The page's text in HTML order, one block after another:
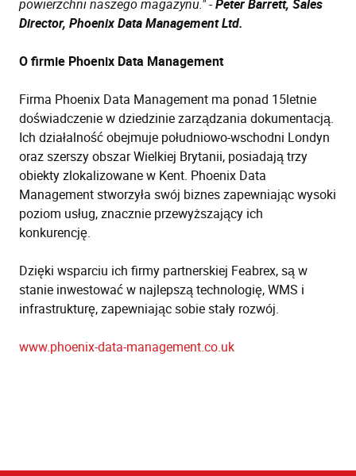
powierzchni naszego magazynu." -Peter Barrett, Sales
Director, Phoenix Data Management Ltd.
O firmie Phoenix Data Management
Firma Phoenix Data Management ma ponad 15letnie
doświadczenie w dziedzinie zarządzania dokumentacją.
Ich działalność obejmuje południowo-wschodni Londyn
oraz szerszy obszar Wielkiej Brytanii, posiadają trzy
obiekty zlokalizowane w Kent. Phoenix Data
Management stworzyła swój biznes zapewniając wysoki
poziom usług, znacznie przewyższający ich
konkurencję.
Dzięki wsparciu ich firmy partnerskiej Feabrex, są w
stanie inwestować w najlepszą technologię, WMS i
infrastrukturę, zapewniając sobie stały rozwój.
www.phoenix-data-management.co.uk